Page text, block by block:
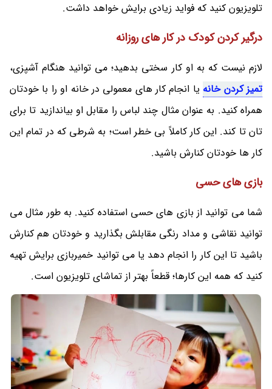
تلویزیون کنید که فواید زیادی برایش خواهد داشت.
درگیر کردن کودک در کار های روزانه
لازم نیست که به او کار سختی بدهید؛ می توانید هنگام آشپزی،
تمیز کردن خانه یا انجام کار های معمولی در خانه او را با خودتان
همراه کنید. به عنوان مثال چند لباس را مقابل او بیاندازید تا برای
تان تا کند. این کار کاملاً بی خطر است؛ به شرطی که در تمام این
کار ها خودتان کنارش باشید‌.
بازی های حسی
شما می‌ توانید از بازی‌ های حسی استفاده کنید. به طور مثال می‌
توانید نقاشی و مداد رنگی مقابلش بگذارید و خودتان هم کنارش
باشید تا این کار را انجام دهد یا می‌ توانید خمیربازی برایش تهیه
کنید که همه این کارها؛ قطعاً بهتر از تماشای تلویزیون است.